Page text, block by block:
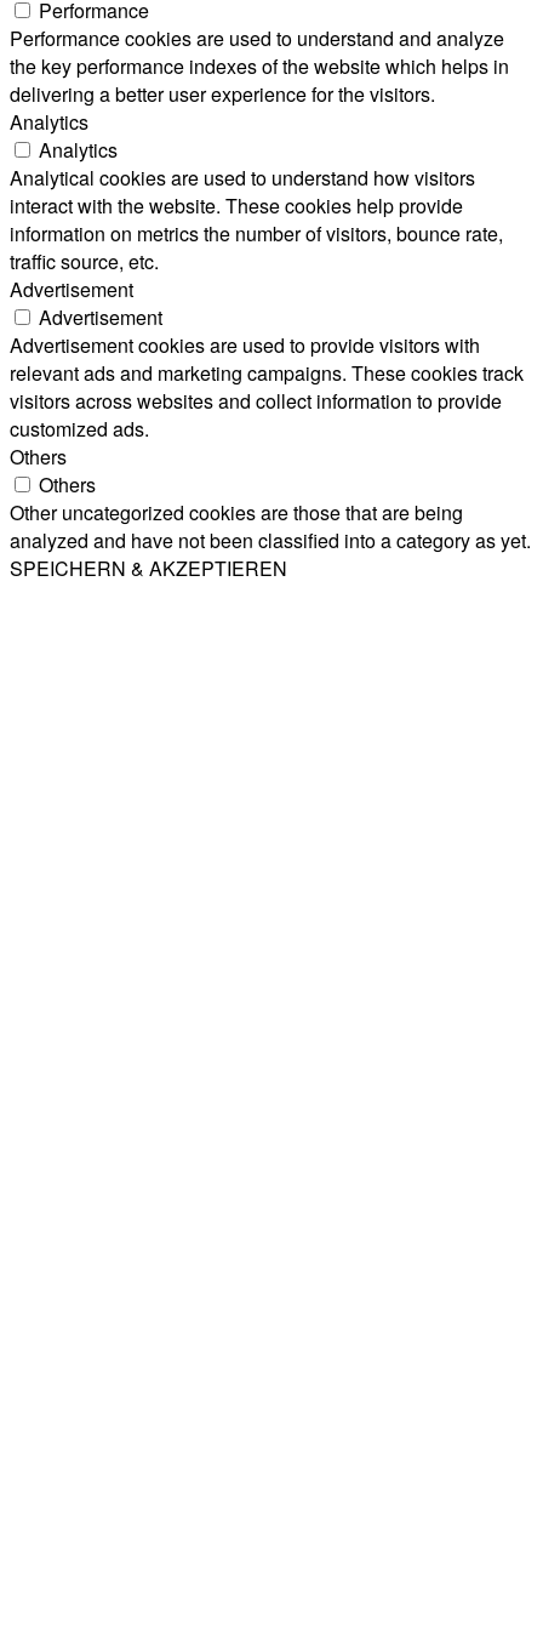
Performance
Performance cookies are used to understand and analyze
the key performance indexes of the website which helps in
delivering a better user experience for the visitors.
Analytics
Analytics
Analytical cookies are used to understand how visitors
interact with the website. These cookies help provide
information on metrics the number of visitors, bounce rate,
traffic source, etc.
Advertisement
Advertisement
Advertisement cookies are used to provide visitors with
relevant ads and marketing campaigns. These cookies track
visitors across websites and collect information to provide
customized ads.
Others
Others
Other uncategorized cookies are those that are being
analyzed and have not been classified into a category as yet.
SPEICHERN & AKZEPTIEREN